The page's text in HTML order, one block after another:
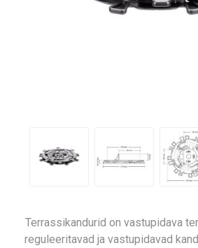
Terrassikandurid on vastupidava
reguleeritavad ja vastupidavad